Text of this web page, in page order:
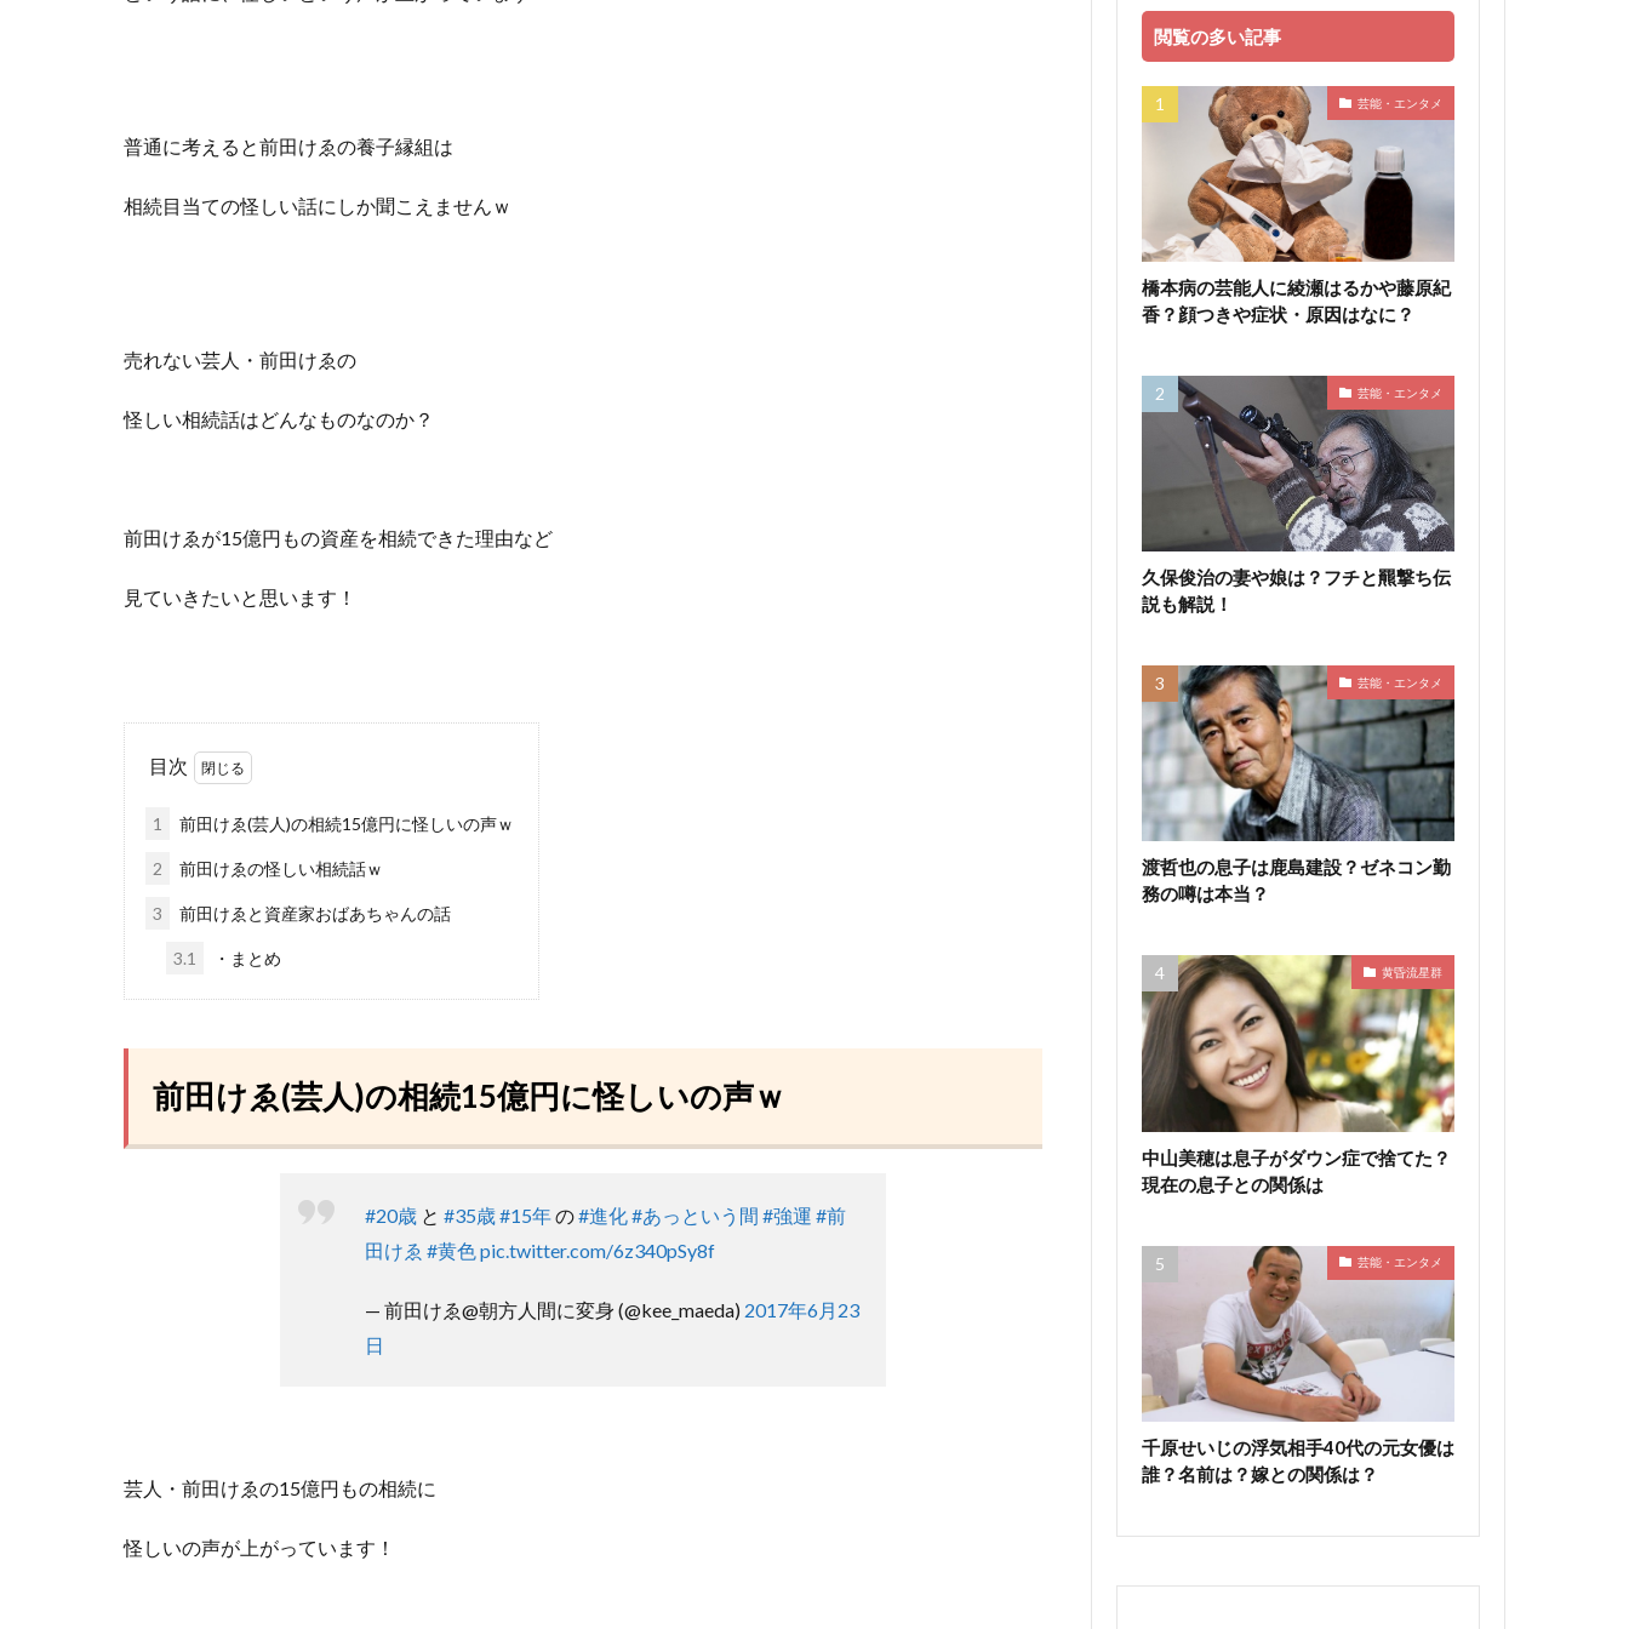
普通に考えると前田けゑの養子縁組は
相続目当ての怪しい話にしか聞こえませんｗ
売れない芸人・前田けゑの
怪しい相続話はどんなものなのか？
前田けゑが15億円もの資産を相続できた理由など
見ていきたいと思います！
目次
1 前田けゑ(芸人)の相続15億円に怪しいの声ｗ
2 前田けゑの怪しい相続話ｗ
3 前田けゑと資産家おばあちゃんの話
3.1 ・まとめ
前田けゑ(芸人)の相続15億円に怪しいの声ｗ
#20歳 と #35歳#15年の#進化#あっという間 #強運 #前
田けゑ #黄色pic.twitter.com/6z340pSy8f
— 前田けゑ@朝方人間に変身 (@kee_maeda) 2017年6月23
日
芸人・前田けゑの15億円もの相続に
怪しいの声が上がっています！
閲覧の多い記事
芸能・エンタメ
橋本病の芸能人に綾瀬はるかや藤原紀
香？顔つきや症状・原因はなに？
芸能・エンタメ
久保俊治の妻や娘は？フチと羆撃ち伝
説も解説！
芸能・エンタメ
渡哲也の息子は鹿島建設？ゼネコン勤
務の噂は本当？
黄昏流星群
中山美穂は息子がダウン症で捨てた？
現在の息子との関係は
芸能・エンタメ
千原せいじの浮気相手40代の元女優は
誰？名前は？嫁との関係は？